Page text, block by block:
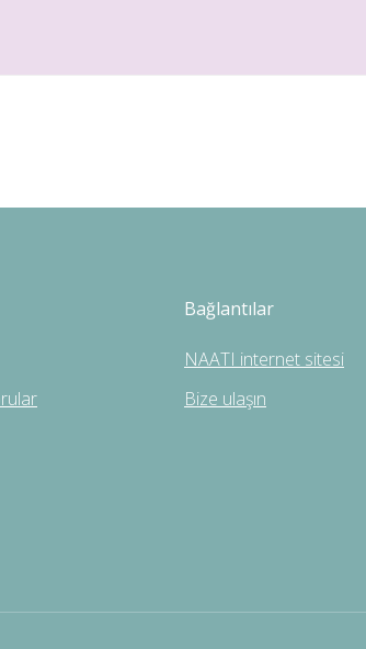
Bağlantılar
NAATI internet sitesi
Bize ulaşın